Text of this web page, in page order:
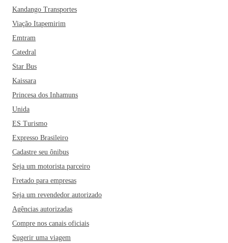
Kandango Transportes
Viação Itapemirim
Emtram
Catedral
Star Bus
Kaissara
Princesa dos Inhamuns
Unida
ES Turismo
Expresso Brasileiro
Cadastre seu ônibus
Seja um motorista parceiro
Fretado para empresas
Seja um revendedor autorizado
Agências autorizadas
Compre nos canais oficiais
Sugerir uma viagem